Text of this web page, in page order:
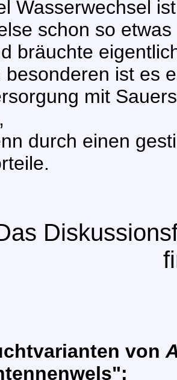
Wasserwechsel
schon so
bräuchte
besonderen ist es
mit
durch einen
von